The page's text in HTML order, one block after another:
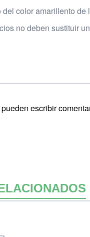
color amarillento
no deben sustituir
escribir